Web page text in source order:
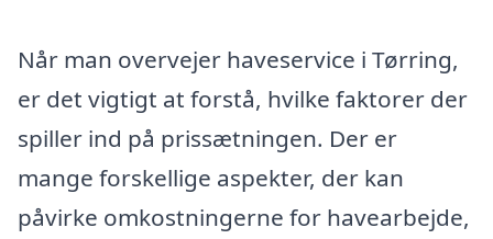
Når man overvejer haveservice i Tørring,
er det vigtigt at forstå, hvilke faktorer der
spiller ind på prissætningen. Der er
mange forskellige aspekter, der kan
påvirke omkostningerne for havearbejde,